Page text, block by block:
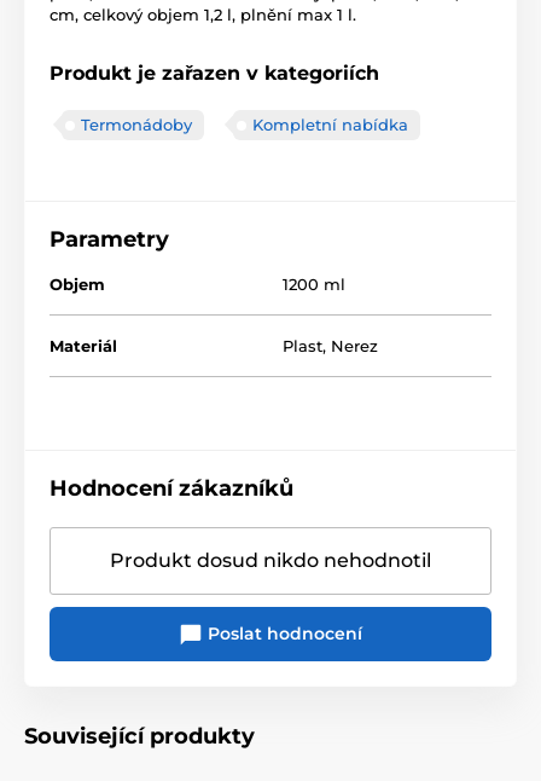
cm, celkový objem 1,2 l, plnění max 1 l.
Produkt je zařazen v kategoriích
Termonádoby Kompletní nabídka
Parametry
Objem 1200 ml
Materiál Plast, Nerez
Hodnocení zákazníků
Produkt dosud nikdo nehodnotil
Poslat hodnocení
Související produkty